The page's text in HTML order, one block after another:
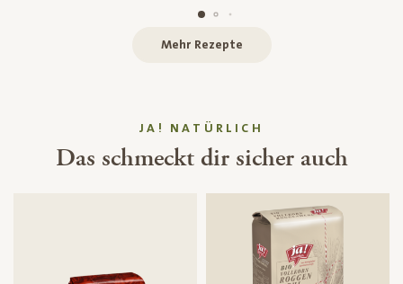
Mehr Rezepte
JA! NATÜRLICH
Das schmeckt dir sicher auch